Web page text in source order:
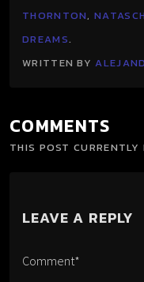
THORNTON,
DREAMS.
WRITTEN BY
COMMENTS
THIS POST
LEAVE A REPLY
Comment*